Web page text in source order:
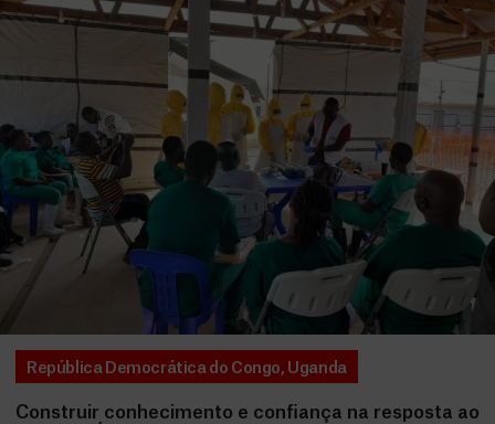
República Democrática do Congo, Uganda
Construir conhecimento e confiança na resposta ao